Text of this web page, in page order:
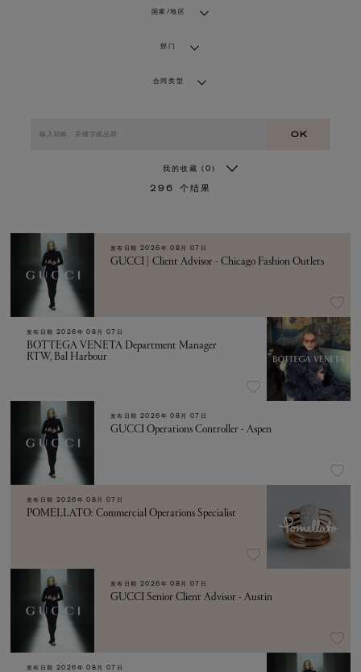
加入我们
国家/地区
部门
合同类型
OK
我的收藏 (0)
296 个结果
发布日期 2026年 08月 07日
GUCCI | Client Advisor - Chicago Fashion Outlets
发布日期 2026年 08月 07日
BOTTEGA VENETA Department Manager
RTW, Bal Harbour
发布日期 2026年 08月 07日
GUCCI Operations Controller - Aspen
发布日期 2026年 08月 07日
POMELLATO: Commercial Operations Specialist
发布日期 2026年 08月 07日
GUCCI Senior Client Advisor - Austin
发布日期 2026年 08月 07日